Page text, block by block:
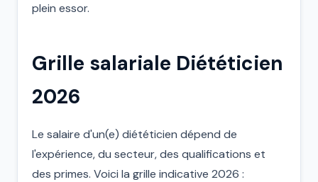
plein essor.
Grille salariale Diététicien
2026
Le salaire d'un(e) diététicien dépend de
l'expérience, du secteur, des qualifications et
des primes. Voici la grille indicative 2026 :